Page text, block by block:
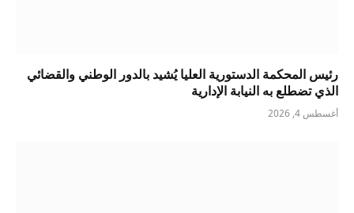
رئيس المحكمة الدستورية العليا يُشيد بالدور الوطني والقضائي
الذي تضطلع به النيابة الإدارية
أغسطس 4, 2026